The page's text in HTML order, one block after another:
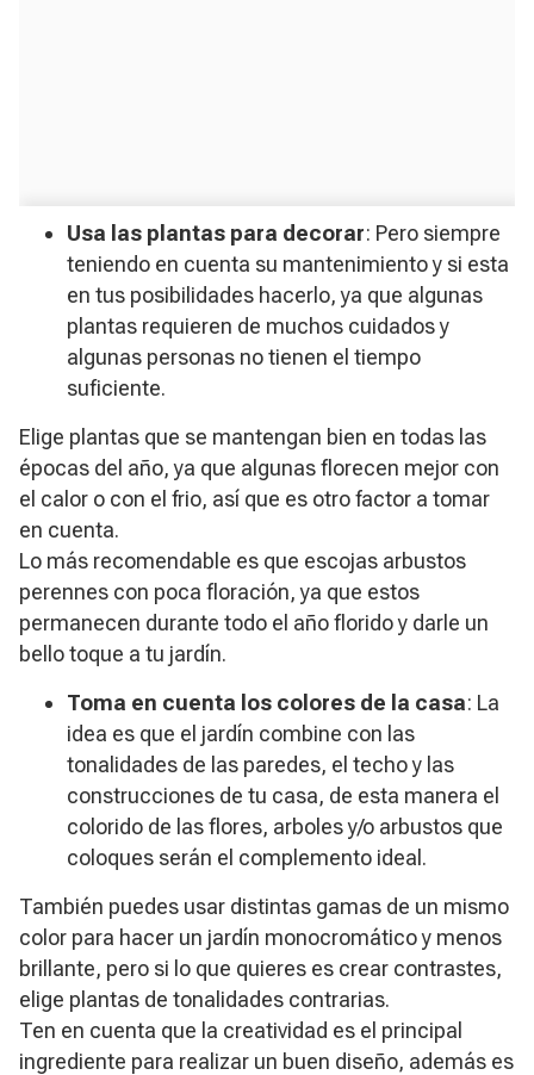
Usa las plantas para decorar: Pero siempre
teniendo en cuenta su mantenimiento y si esta
en tus posibilidades hacerlo, ya que algunas
plantas requieren de muchos cuidados y
algunas personas no tienen el tiempo
suficiente.
Elige plantas que se mantengan bien en todas las
épocas del año, ya que algunas florecen mejor con
el calor o con el frio, así que es otro factor a tomar
en cuenta.
Lo más recomendable es que escojas arbustos
perennes con poca floración, ya que estos
permanecen durante todo el año florido y darle un
bello toque a tu jardín.
Toma en cuenta los colores de la casa: La
idea es que el jardín combine con las
tonalidades de las paredes, el techo y las
construcciones de tu casa, de esta manera el
colorido de las flores, arboles y/o arbustos que
coloques serán el complemento ideal.
También puedes usar distintas gamas de un mismo
color para hacer un jardín monocromático y menos
brillante, pero si lo que quieres es crear contrastes,
elige plantas de tonalidades contrarias.
Ten en cuenta que la creatividad es el principal
ingrediente para realizar un buen diseño, además es